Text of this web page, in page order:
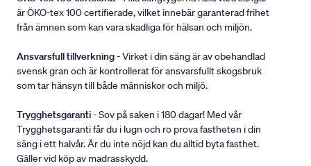
är ÖKO-tex 100 certifierade, vilket innebär garanterad frihet
från ämnen som kan vara skadliga för hälsan och miljön.
Ansvarsfull tillverkning- Virket i din säng är av obehandlad
svensk gran och är kontrollerat för ansvarsfullt skogsbruk
som tar hänsyn till både människor och miljö.
Trygghetsgaranti- Sov på saken i 180 dagar! Med vår
Trygghetsgaranti får du i lugn och ro prova fastheten i din
säng i ett halvår. Är du inte nöjd kan du alltid byta fasthet.
Gäller vid köp av madrasskydd.